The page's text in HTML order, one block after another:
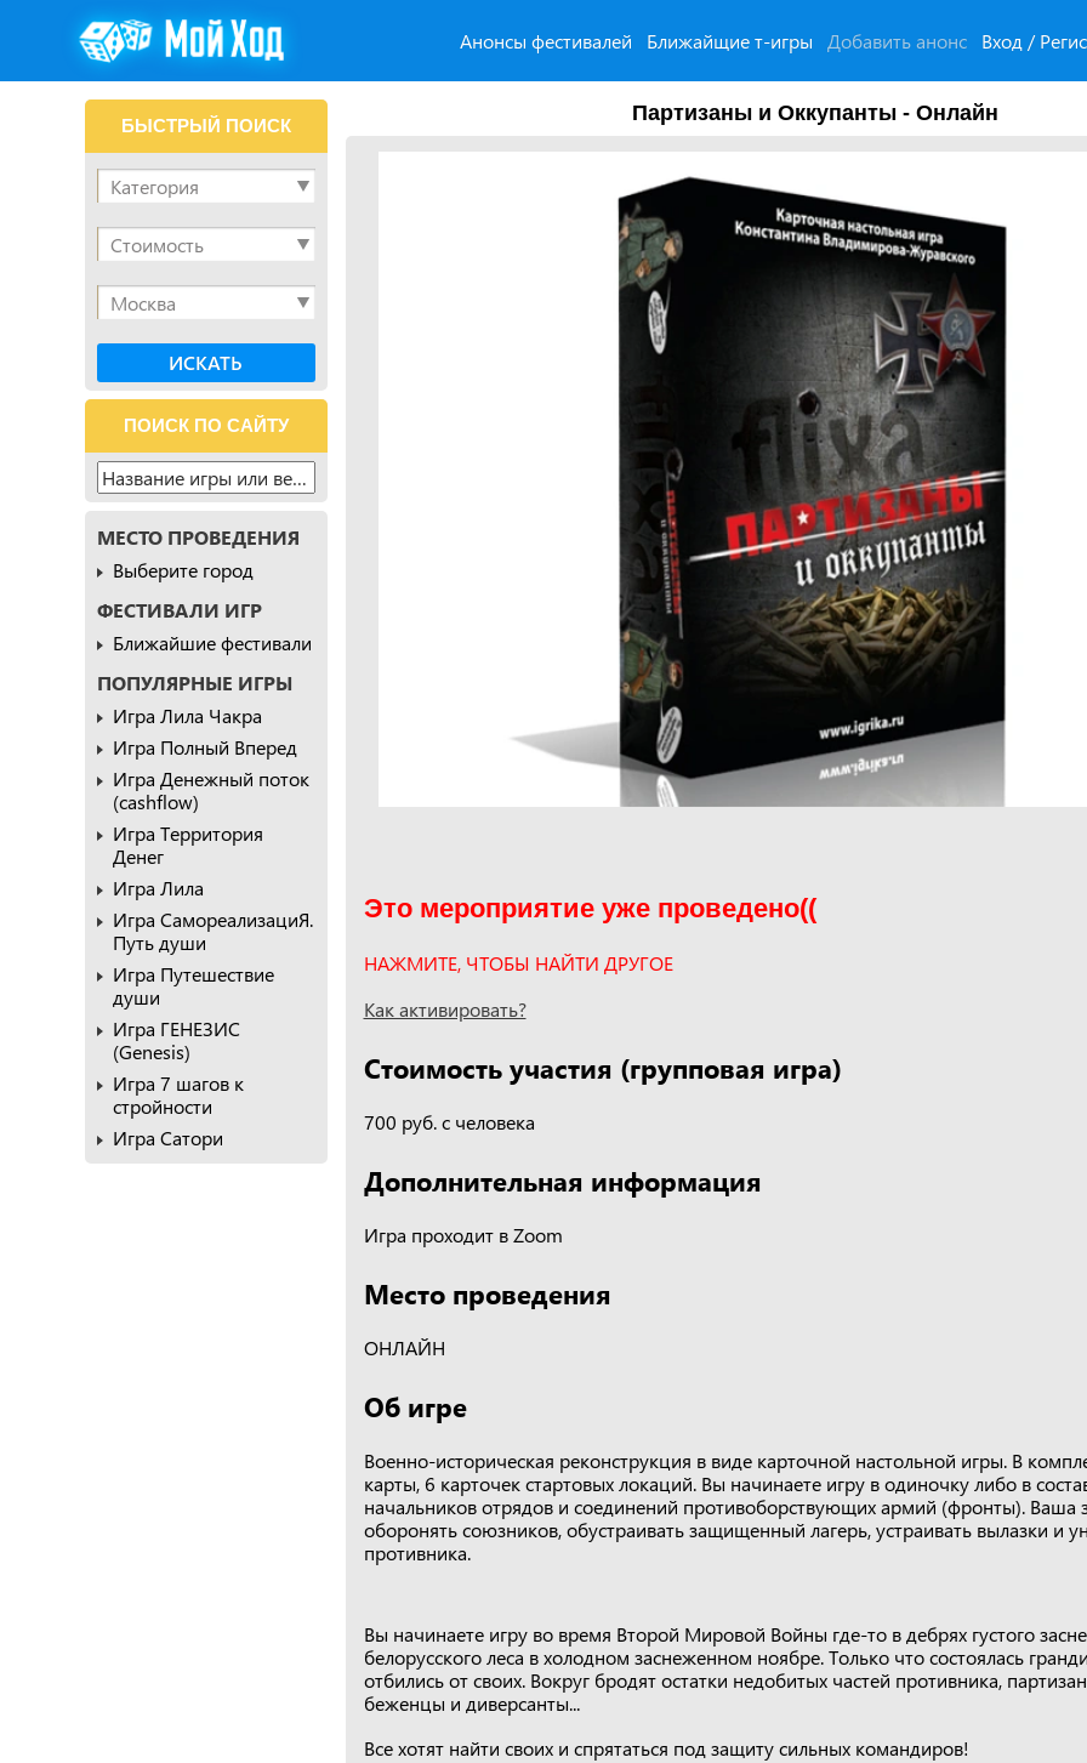
Анонсы фестивалей Ближайщие т-игры Добавить анонс Вход /
Партизаны и Оккупанты - Онлайн
Это мероприятие уже проведено((
НАЖМИТЕ, ЧТОБЫ НАЙТИ ДРУГОЕ
Как активировать?
Стоимость участия (групповая игра)
700 руб. с человека
Дополнительная информация
Игра проходит в Zoom
Место проведения
ОНЛАЙН
Об игре
Военно-историческая реконструкция в виде карточной настольной игры. В
карты, 6 карточек стартовых локаций. Вы начинаете игру в одиночку либо в
начальников отрядов и соединений противоборствующих армий (фронты). Ваша
оборонять союзников, обустраивать защищенный лагерь, устраивать вылазки и
противника.
Вы начинаете игру во время Второй Мировой Войны где-то в дебрях густого
белорусского леса в холодном заснеженном ноябре. Только что состоялась
отбились от своих. Вокруг бродят остатки недобитых частей противника,
беженцы и диверсанты...
Все хотят найти своих и спрятаться под защиту сильных командиров!
БЫСТРЫЙ ПОИСК
ПОИСК ПО САЙТУ
МЕСТО ПРОВЕДЕНИЯ
Выберите город
ФЕСТИВАЛИ ИГР
Ближайшие фестивали
ПОПУЛЯРНЫЕ ИГРЫ
Игра Лила Чакра
Игра Полный Вперед
Игра Денежный поток
(cashflow)
Игра Территория
Денег
Игра Лила
Игра СамореализациЯ.
Путь души
Игра Путешествие
души
Игра ГЕНЕЗИС
(Genesis)
Игра 7 шагов к
стройности
Игра Сатори